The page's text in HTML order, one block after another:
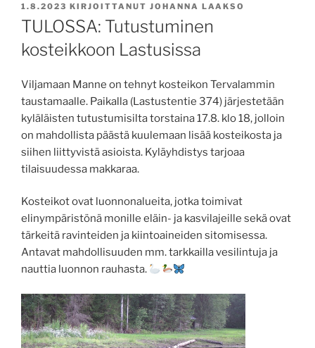
JULKAISTU
1.8.2023 KIRJOITTANUT JOHANNA LAAKSO
TULOSSA: Tutustuminen
kosteikkoon Lastusissa
Viljamaan Manne on tehnyt kosteikon Tervalammin
taustamaalle. Paikalla (Lastustentie 374) järjestetään
kyläläisten tutustumisilta torstaina 17.8. klo 18, jolloin
on mahdollista päästä kuulemaan lisää kosteikosta ja
siihen liittyvistä asioista. Kyläyhdistys tarjoaa
tilaisuudessa makkaraa.
Kosteikot ovat luonnonalueita, jotka toimivat
elinympäristönä monille eläin- ja kasvilajeille sekä ovat
tärkeitä ravinteiden ja kiintoaineiden sitomisessa.
Antavat mahdollisuuden mm. tarkkailla vesilintuja ja
nauttia luonnon rauhasta.